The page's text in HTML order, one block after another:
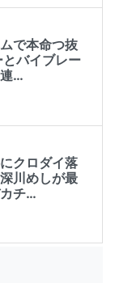
で本命つ抜
バイブレー
…
クロダイ落
川めしが最
チ…